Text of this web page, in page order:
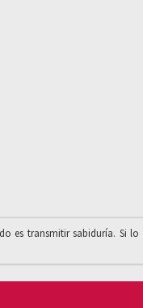
es transmitir sabiduría. Si